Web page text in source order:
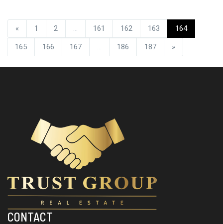
« 1 2 ... 161 162 163 164
165 166 167 ... 186 187 »
CONTACT